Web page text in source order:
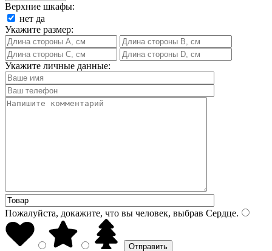
Верхние шкафы:
нет да
Укажите размер:
Укажите личные данные:
Пожалуйста, докажите, что вы человек, выбрав Сердце.